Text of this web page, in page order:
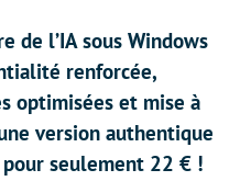
de l’IA sous Windows
renforcée,
optimisées et mise à
version authentique
seulement 22 € !